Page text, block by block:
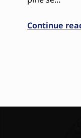
Continue